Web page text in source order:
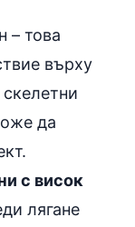
– това
върху
да
с висок
лягане